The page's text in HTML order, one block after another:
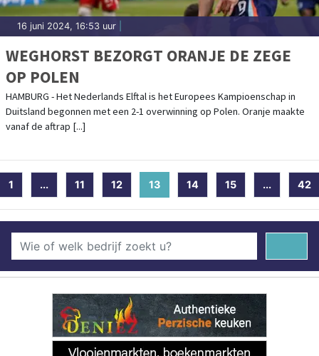
16 juni 2024, 16:53 uur
WEGHORST BEZORGT ORANJE DE ZEGE
OP POLEN
HAMBURG - Het Nederlands Elftal is het Europees Kampioenschap in
Duitsland begonnen met een 2-1 overwinning op Polen. Oranje maakte
vanaf de aftrap [...]
1 ... 11 12 13(current)
14 15 ... 42